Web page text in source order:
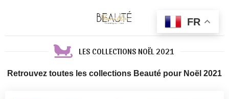
LES COLLECTIONS NOËL 2021
Retrouvez toutes les collections Beauté pour Noël 2021
FR